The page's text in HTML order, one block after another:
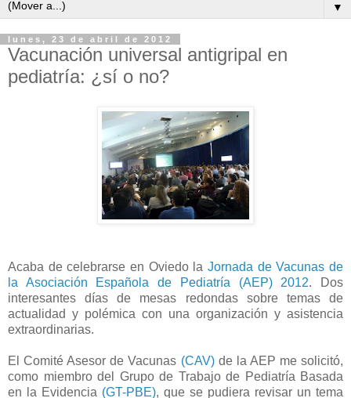
▼
lunes, 23 de abril de 2012
Vacunación universal antigripal en
pediatría: ¿sí o no?
Acaba de celebrarse en Oviedo la Jornada de Vacunas de
la Asociación Española de Pediatría (AEP) 2012. Dos
interesantes días de mesas redondas sobre temas de
actualidad y polémica con una organización y asistencia
extraordinarias.
El Comité Asesor de Vacunas (CAV)de la AEP me solicitó,
como miembro del Grupo de Trabajo de Pediatría Basada
en la Evidencia (GT-PBE), que se pudiera revisar un tema